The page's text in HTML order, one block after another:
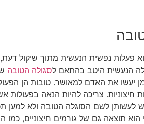
פעלות נפשית הנעשית מתוך שיקול
הנעשית היטב בהתאם לסגולה הטובה
יעשו את האדם למאושר. טובות הן
חיצוניות. צריכה להיות הנאה
לעשותן לשם הסוגלה הטובה ולא למען
תוצאה גם של גורמים חיצוניים, כמו